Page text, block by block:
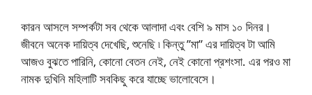
কারন আসলে সম্পর্কটা সব থেকে আলাদা এবং বেশি ৯ মাস ১০ দিনর।
জীবনে অনেক দায়িত্ব দেখেছি, শুনেছি ৷ কিন্তু ”মা” এর দায়িত্ব টা আমি
আজও বুঝতে পারিনি, কোনো বেতন নেই, নেই কোনো প্রশংসা. এর পরও মা
নামক দুখিনি মহিলাটি সবকিছু করে যাচ্ছে ভালোবেসে।